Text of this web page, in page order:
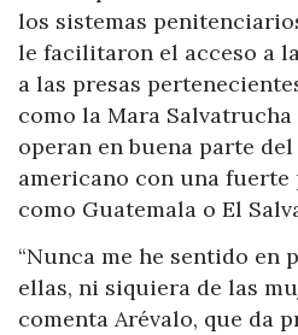
los sistemas
le facilitaron el acceso a
a las presas
como la Mara Salvatrucha
operan en buena parte
americano con una fuerte
como Guatemala o El
“Nunca me he sentido en
ellas, ni siquiera de las
comenta Arévalo, que da